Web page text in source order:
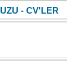
- CV'LER